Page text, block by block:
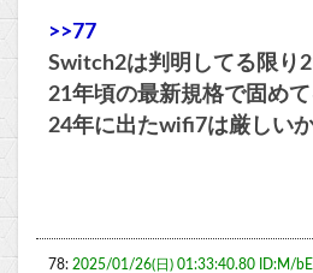
>>77
Switch2は判明してる限り
21年頃の最新規格で固め
24年に出たwifi7は厳しい
78: 2025/01/26(日) 01:33:40.80 ID:M/